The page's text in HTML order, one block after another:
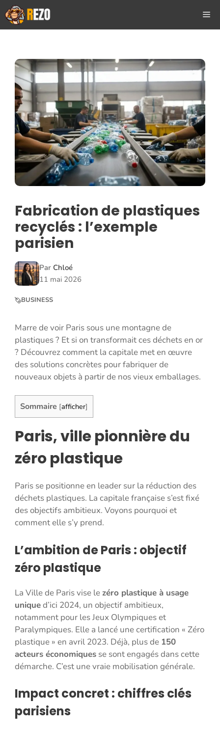
Aller
au
contenu
Fabrication de plastiques
recyclés : l’exemple
parisien
Par Chloé
11 mai 2026
BUSINESS
Marre de voir Paris sous une montagne de
plastiques ? Et si on transformait ces déchets en or
? Découvrez comment la capitale met en œuvre
des solutions concrètes pour fabriquer de
nouveaux objets à partir de nos vieux emballages.
Sommaire [afficher]
Paris, ville pionnière du
zéro plastique
Paris se positionne en leader sur la réduction des
déchets plastiques. La capitale française s’est fixé
des objectifs ambitieux. Voyons pourquoi et
comment elle s’y prend.
L’ambition de Paris : objectif
zéro plastique
La Ville de Paris vise lezéro plastique à usage
uniqued’ici 2024, un objectif ambitieux,
notamment pour les Jeux Olympiques et
Paralympiques. Elle a lancé une certification « Zéro
plastique » en avril 2023. Déjà, plus de 150
acteurs économiques se sont engagés dans cette
démarche. C’est une vraie mobilisation générale.
Impact concret : chiffres clés
parisiens